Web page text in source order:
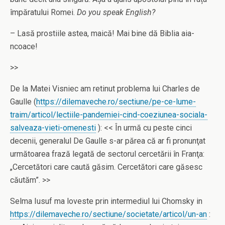
împăratului Romei. Do you speak English?
– Lasă prostiile astea, maică! Mai bine dă Biblia aia-
ncoace!
>>
De la Matei Visniec am retinut problema lui Charles de
Gaulle (https://dilemaveche.ro/sectiune/pe-ce-lume-
traim/articol/lectiile-pandemiei-cind-coeziunea-sociala-
salveaza-vieti-omenesti ): << În urmă cu peste cinci
decenii, generalul De Gaulle s-ar părea că ar fi pronunţat
următoarea frază legată de sectorul cercetării în Franţa:
„Cercetători care caută găsim. Cercetători care găsesc
căutăm”. >>
Selma Iusuf ma loveste prin intermediul lui Chomsky in
https://dilemaveche.ro/sectiune/societate/articol/un-an :